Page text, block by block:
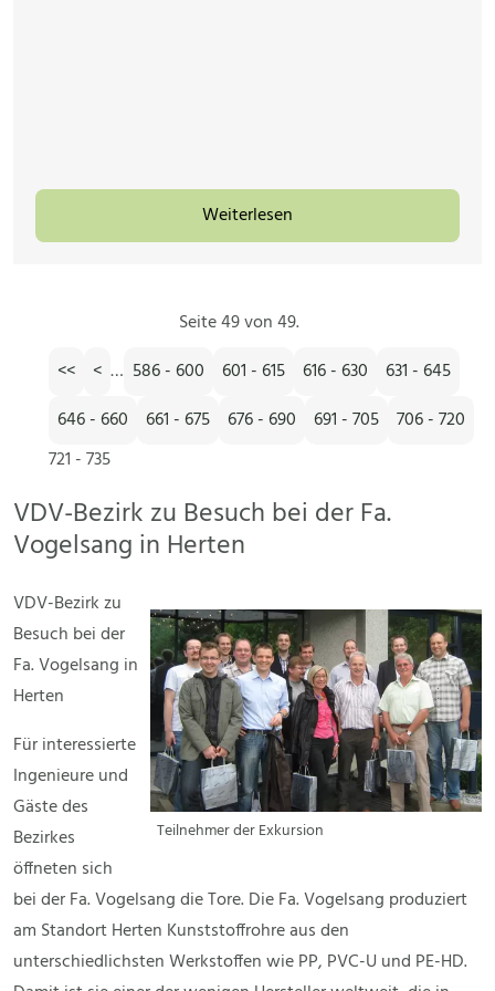
Weiterlesen
Seite 49 von 49.
<<
< … 586 - 600 601 - 615 616 - 630
631 - 645
646 - 660
661 - 675 676 - 690 691 - 705
706 - 720
721 - 735
VDV-Bezirk zu Besuch bei der Fa.
Vogelsang in Herten
Teilnehmer der Exkursion
VDV-Bezirk zu
Besuch bei der
Fa. Vogelsang in
Herten
Für interessierte
Ingenieure und
Gäste des
Bezirkes
öffneten sich
bei der Fa. Vogelsang die Tore. Die Fa. Vogelsang produziert
am Standort Herten Kunststoffrohre aus den
unterschiedlichsten Werkstoffen wie PP, PVC-U und PE-HD.